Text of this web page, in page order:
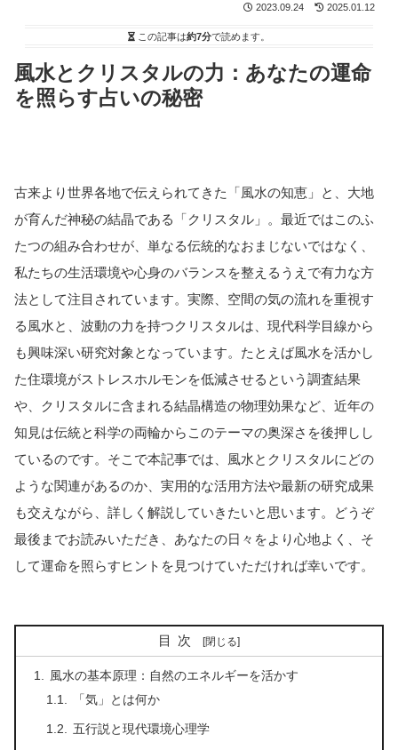
2023.09.24 2025.01.12
この記事は約7分で読めます。
風水とクリスタルの力：あなたの運命
を照らす占いの秘密
古来より世界各地で伝えられてきた「風水の知恵」と、大地
が育んだ神秘の結晶である「クリスタル」。最近ではこのふ
たつの組み合わせが、単なる伝統的なおまじないではなく、
私たちの生活環境や心身のバランスを整えるうえで有力な方
法として注目されています。実際、空間の気の流れを重視す
る風水と、波動の力を持つクリスタルは、現代科学目線から
も興味深い研究対象となっています。たとえば風水を活かし
た住環境がストレスホルモンを低減させるという調査結果
や、クリスタルに含まれる結晶構造の物理効果など、近年の
知見は伝統と科学の両輪からこのテーマの奥深さを後押しし
ているのです。そこで本記事では、風水とクリスタルにどの
ような関連があるのか、実用的な活用方法や最新の研究成果
も交えながら、詳しく解説していきたいと思います。どうぞ
最後までお読みいただき、あなたの日々をより心地よく、そ
して運命を照らすヒントを見つけていただければ幸いです。
目次
風水の基本原理：自然のエネルギーを活かす
「気」とは何か
五行説と現代環境心理学